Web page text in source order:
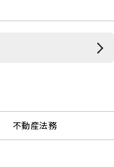
不動産法務